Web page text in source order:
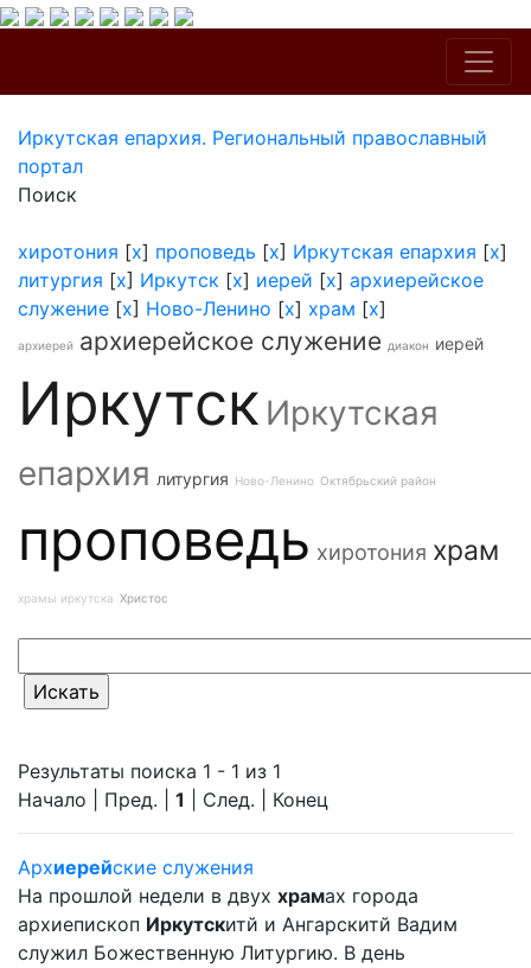
Иркутская епархия. Региональный православный
портал
Поиск
хиротония [x] проповедь [x] Иркутская епархия [x]
литургия [x] Иркутск [x] иерей [x] архиерейское
служение [x] Ново-Ленино [x] храм [x]
архиерей архиерейское служение диакон иерей
Иркутск Иркутская
епархия литургия Ново-Ленино Октябрьский район
проповедь хиротония храм
храмы иркутска Христос
Результаты поиска 1 - 1 из 1
Начало | Пред. | 1 | След. | Конец
Архиерейские служения
На прошлой недели в двух храмах города
архиепископ Иркутскитй и Ангарскитй Вадим
служил Божественную Литургию. В день